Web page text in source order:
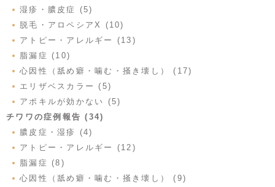
湿疹・膿皮症 (5)
脱毛・アロペシアX (10)
アトピー・アレルギー (13)
脂漏症 (10)
心因性（舐め癖・噛む・掻き壊し） (17)
エリザベスカラー (5)
アポキルが効かない (5)
チワワの症例報告 (34)
膿皮症・湿疹 (4)
アトピー・アレルギー (12)
脂漏症 (8)
心因性（舐め癖・噛む・掻き壊し） (9)